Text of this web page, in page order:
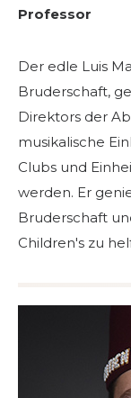
Professor
Der edle Luis
Bruderschaft,
Direktors der
musikalische
Clubs und
werden. Er
Bruderschaft
Children's zu